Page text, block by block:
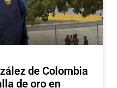
de Colombia
de oro en